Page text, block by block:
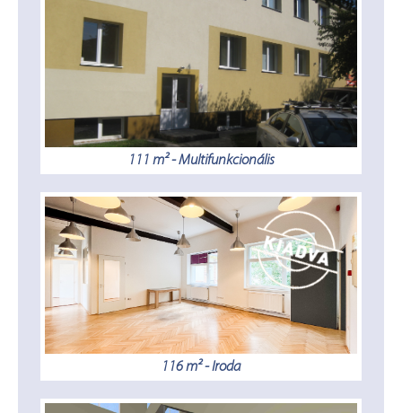
111 m² - Multifunkcionális
116 m² - Iroda